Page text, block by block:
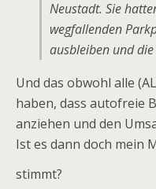
Neustadt. Sie
wegfallenden
ausbleiben und
Und das obwohl alle
haben, dass autofreie
anziehen und den
Ist es dann doch mein
stimmt?